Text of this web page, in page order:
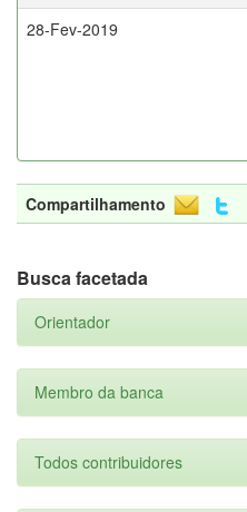
28-Fev-2019
Compartilhamento
Busca facetada
Orientador
Membro da banca
Todos contribuidores